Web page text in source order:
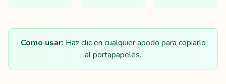
Como usar: Haz clic en cualquier apodo para copiarlo
al portapapeles.